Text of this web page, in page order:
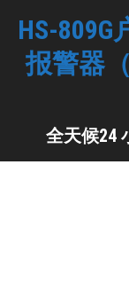
HS-
报警器
全天候24